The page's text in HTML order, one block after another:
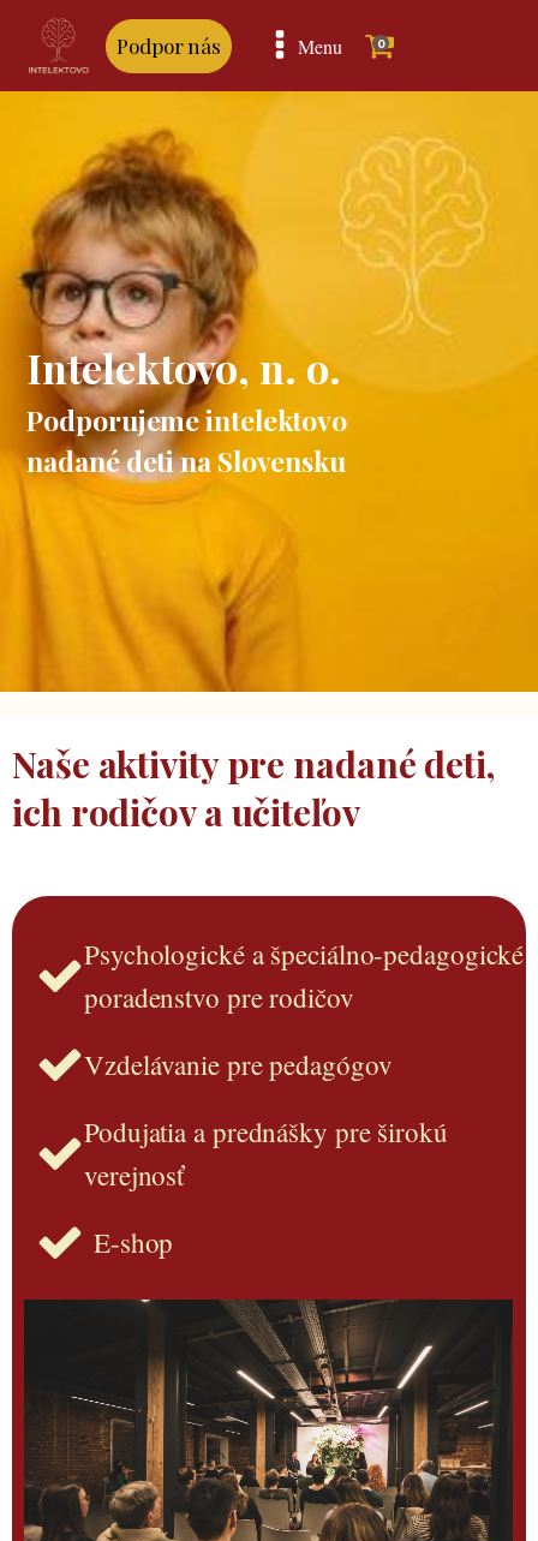
Podpor nás Menu 0
Intelektovo, n. o.
Podporujeme intelektovo
nadané deti na Slovensku
Naše aktivity pre nadané deti,
ich rodičov a učiteľov
Psychologické a špeciálno-pedagogické
poradenstvo pre rodičov
Vzdelávanie pre pedagógov
Podujatia a prednášky pre širokú
verejnosť
E-shop